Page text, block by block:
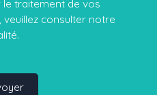
le traitement de vos
consulter notre
.